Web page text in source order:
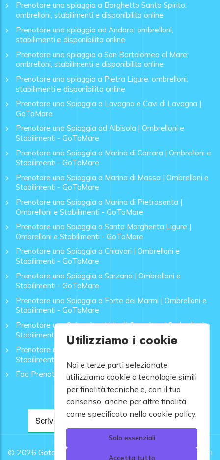
Prenotare una spiaggia a Borghetto Santo Spirito:
ombrelloni, stabilimenti e disponibilita online
Prenotare una spiaggia ad Andora: ombrelloni,
stabilimenti e disponibilita online
Prenotare una spiaggia a San Bartolomeo al Mare:
ombrelloni, stabilimenti e disponibilita online
Prenotare una spiaggia a Pietra Ligure: ombrelloni,
stabilimenti e disponibilita online
Prenotare una Spiaggia a Lavagna e Cavi di Lavagna |
GoToMare
Prenotare una Spiaggia ad Albisola | Ombrelloni e
Stabilimenti - GoToMare
Prenotare una Spiaggia a Marina di Carrara | Ombrelloni e
Stabilimenti - GoToMare
Prenotare una Spiaggia a Marina di Massa | Ombrelloni e
Stabilimenti - GoToMare
Prenotare una Spiaggia a Marina di Pietrasanta |
Ombrelloni e Stabilimenti - GoToMare
Prenotare una Spiaggia a Santa Margherita Ligure |
Ombrelloni e Stabilimenti - GoToMare
Prenotare una Spiaggia a Chiavari | Ombrelloni e
Stabilimenti - GoToMare
Prenotare una Spiaggia a Sarzana | Ombrelloni e
Stabilimenti - GoToMare
Prenotare una Spiaggia a Forte dei Marmi | Ombrelloni e
Stabilimenti - GoToMare
Prenotare una Spiaggia a Lido di Camaiore | Ombrelloni e
Stabilimenti - GoToMare
Prenotare una Spiaggia a Rapallo | Ombrelloni e
Stabilimenti - GoToMare
Faq Prenotazione Spiagge
© 2026 Gotomare srl - Partita IVA 12948810960 .
Tutti i
Utilizziamo i cookie
Noi e terze parti selezionate
utilizziamo cookie o tecnologie simili
per finalità tecniche e, con il tuo
consenso, anche per altre finalità
come specificato nella cookie policy.
Solo essenziali
Accetta tutto